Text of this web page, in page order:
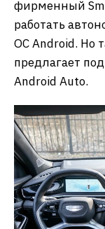
фирменный
работать
ОС Android. Но
предлагает
Android Auto.